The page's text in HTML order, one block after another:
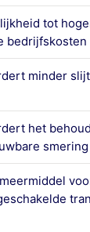
tot
bedrijfskosten
minder
het
smering